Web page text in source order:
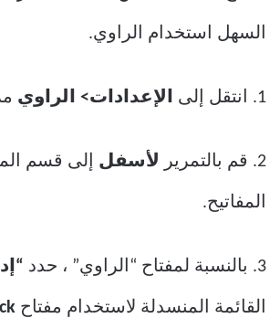
السهل استخدام الراوي.
1. انتقل إلى الإعدادات> الراوي
2. قم بالتمرير لأسفل إلى قسم
المفاتيح.
3. بالنسبة لمفتاح “الراوي” ، حدد
القائمة المنسدلة لاستخدام مفتاح